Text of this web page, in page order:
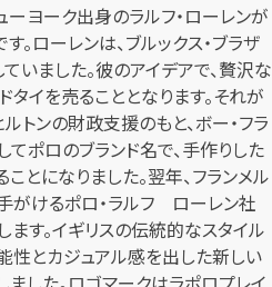
ーヨーク出身のラルフ・ローレンが
。ローレンは、ブルックス・ブラザ
いました。彼のアイデアで、贅沢な
イを売ることとなります。それが
トンの財政支援のもと、ボー・フラ
てポロのブランド名で、手作りした
とになりました。翌年、フランメル
がけるポロ・ラルフ ローレン社
す。イギリスの伝統的なスタイル
性とカジュアル感を出した新しい